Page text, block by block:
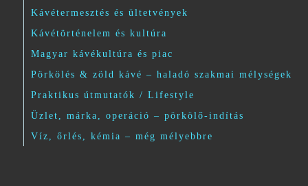
Kávétermesztés és ültetvények
Kávétörténelem és kultúra
Magyar kávékultúra és piac
Pörkölés & zöld kávé – haladó szakmai mélységek
Praktikus útmutatók / Lifestyle
Üzlet, márka, operáció – pörkölő-indítás
Víz, őrlés, kémia – még mélyebbre